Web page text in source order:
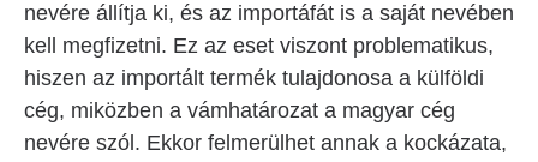
nevére állítja ki, és az importáfát is a saját nevében
kell megfizetni. Ez az eset viszont problematikus,
hiszen az importált termék tulajdonosa a külföldi
cég, miközben a vámhatározat a magyar cég
nevére szól. Ekkor felmerülhet annak a kockázata,